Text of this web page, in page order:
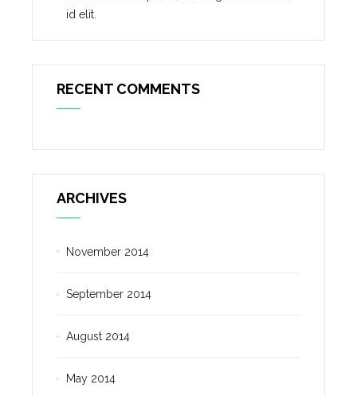
id elit.
RECENT COMMENTS
ARCHIVES
November 2014
September 2014
August 2014
May 2014